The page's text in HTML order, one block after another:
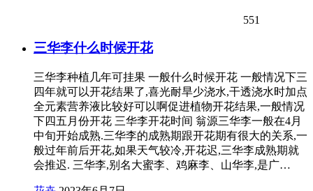
551
三华李什么时候开花
三华李种植几年可挂果 一般什么时候开花 一般情况下三
四年就可以开花结果了,喜光耐旱少浇水,干透浇水时加点
全元素营养液比较好可以啊促进植物开花结果,一般情况
下四五月份开花 三华李开花时间 翁源三华李一般在4月
中旬开始成熟.三华李的成熟期跟开花期有很大的关系,一
般过年前后开花,如果天气较冷,开花迟,三华李成熟期就
会推迟. 三华李,别名大蜜李、鸡麻李、山华李,是广…